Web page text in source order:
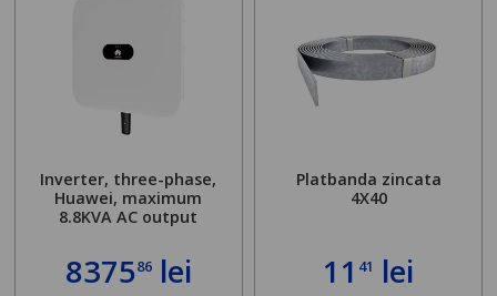
Inverter, three-phase,
Huawei, maximum
8.8KVA AC output
837586lei
Platbanda zincata
4X40
11 41 lei